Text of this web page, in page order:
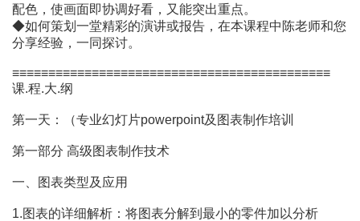
配色，使画面即协调好看，又能突出重点。
◆如何策划一堂精彩的演讲或报告，在本课程中陈老师和您
分享经验，一同探讨。
≡≡≡≡≡≡≡≡≡≡≡≡≡≡≡≡≡≡≡≡≡≡≡≡≡≡≡≡≡≡≡≡≡≡≡≡≡≡≡≡≡≡≡≡
课.程.大.纲
第一天：（专业幻灯片powerpoint及图表制作培训
第一部分 高级图表制作技术
一、图表类型及应用
1.图表的详细解析：将图表分解到最小的零件加以分析